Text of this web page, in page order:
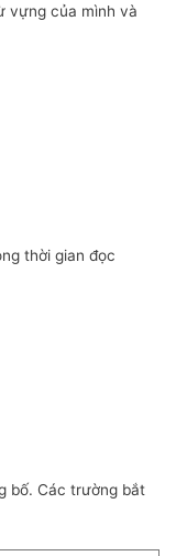
vựng của mình và
thời gian đọc
bố. Các trường bắt